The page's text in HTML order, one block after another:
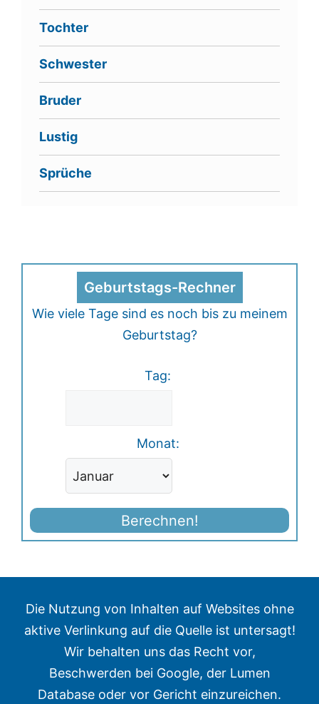
Tochter
Schwester
Bruder
Lustig
Sprüche
Geburtstags-Rechner
Wie viele Tage sind es noch bis zu meinem
Geburtstag?
Tag:
Monat:
Berechnen!
Die Nutzung von Inhalten auf Websites ohne
aktive Verlinkung auf die Quelle ist untersagt!
Wir behalten uns das Recht vor,
Beschwerden bei Google, der Lumen
Database oder vor Gericht einzureichen.